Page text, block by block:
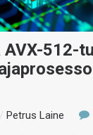
512-
/Petrus Laine